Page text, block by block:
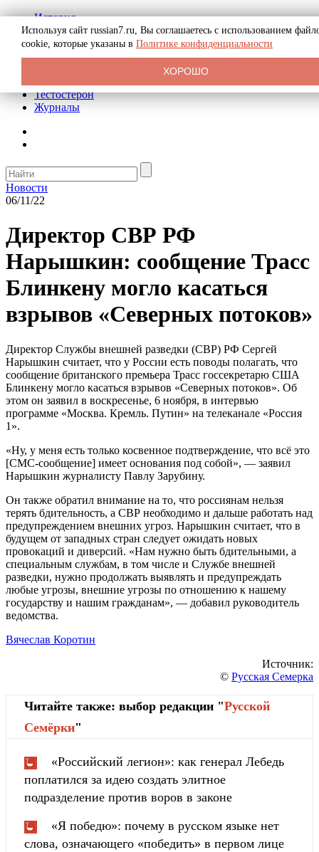
История
Биография
Криминал
Реклама на сайте
Тестостерон
Журналы
Новости
06/11/22
Директор СВР РФ
Нарышкин: сообщение Трасс
Блинкену могло касаться
взрывов «Северных потоков»
Директор Службы внешней разведки (СВР) РФ Сергей
Нарышкин считает, что у России есть поводы полагать, что
сообщение британского премьера Трасс госсекретарю США
Блинкену могло касаться взрывов «Северных потоков». Об
этом он заявил в воскресенье, 6 ноября, в интервью
программе «Москва. Кремль. Путин» на телеканале «Россия
1».
«Ну, у меня есть только косвенное подтверждение, что всё это
[СМС-сообщение] имеет основания под собой», — заявил
Нарышкин журналисту Павлу Зарубину.
Он также обратил внимание на то, что россиянам нельзя
терять бдительность, а СВР необходимо и дальше работать над
предупреждением внешних угроз. Нарышкин считает, что в
будущем от западных стран следует ожидать новых
провокаций и диверсий. «Нам нужно быть бдительными, а
специальным службам, в том числе и Службе внешней
разведки, нужно продолжать выявлять и предупреждать
любые угрозы, внешние угрозы по отношению к нашему
государству и нашим гражданам», — добавил руководитель
ведомства.
Вячеслав Коротин
Источник:
© Русская Семерка
Читайте также: выбор редакции "Русской
Cемёрки"
«Российский легион»: как генерал Лебедь
поплатился за идею создать элитное
подразделение против воров в законе
«Я победю»: почему в русском языке нет
слова, означающего «победить» в первом лице
Используя сайт russian7.ru, Вы соглашаетесь с использованием
cookie, которые указаны в Политике конфиденциальности
ХОРОШО